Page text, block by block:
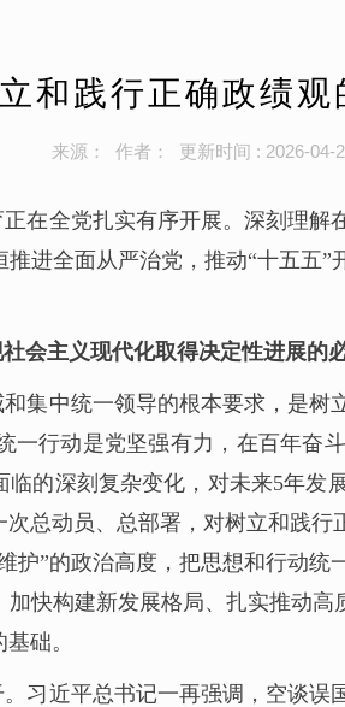
和践行正确政绩观
来源： 作者： 更新时间 : 2026-04-
在全党扎实有序开展。深刻理
进全面从严治党，推动“十五五
会主义现代化取得决定性进展的
集中统一领导的根本要求，是
行动是党坚强有力，在百年奋
的深刻复杂变化，对未来5年
总动员、总部署，对树立和践
护”的政治高度，把思想和行动
快构建新发展格局、扎实推动
础。
习近平总书记一再强调，空谈